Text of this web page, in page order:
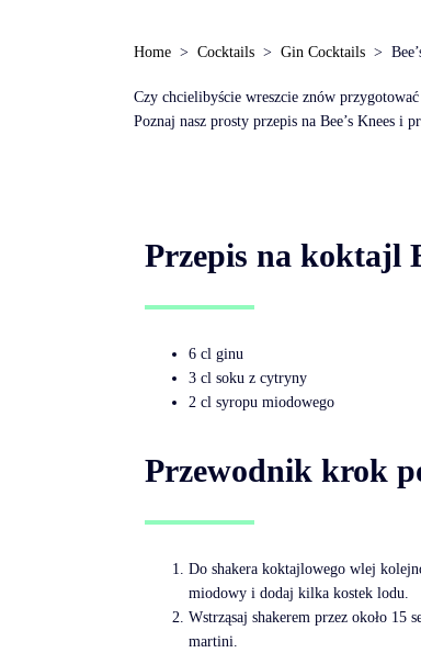
Home Cocktails Gin Cocktails
Czy chcielibyście wreszcie znów
Poznaj nasz prosty przepis na Bee’s Knees
Przepis na koktajl
6 cl ginu
3 cl soku z cytryny
2 cl syropu miodowego
Przewodnik krok
Do shakera koktajlowego wlej
miodowy i dodaj kilka kostek lodu.
Wstrząsaj shakerem przez około 15
martini.